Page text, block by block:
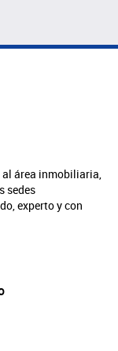
al área inmobiliaria,
sedes
experto y con